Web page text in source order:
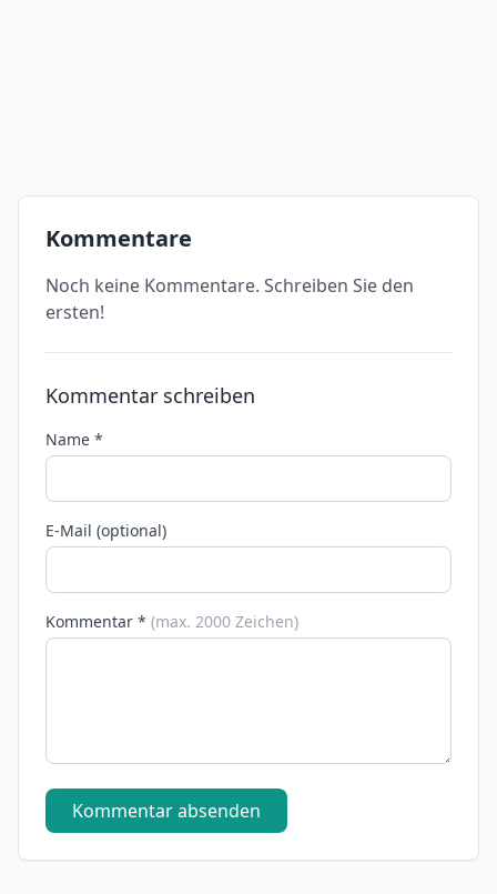
Kommentare
Noch keine Kommentare. Schreiben Sie den
ersten!
Kommentar schreiben
Name *
E-Mail (optional)
Kommentar * (max. 2000 Zeichen)
Kommentar absenden